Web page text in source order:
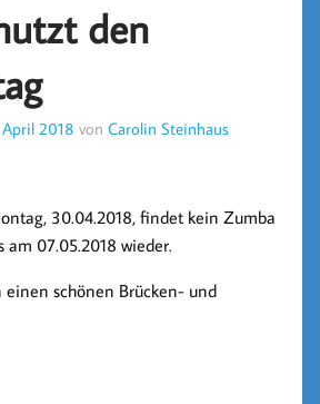
den
April 2018 vonCarolin Steinhaus
30.04.2018, findet kein Zumba
am 07.05.2018 wieder.
einen schönen Brücken- und